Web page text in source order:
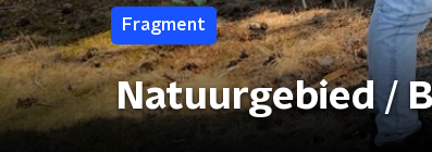
Fragment
Natuurgebied /